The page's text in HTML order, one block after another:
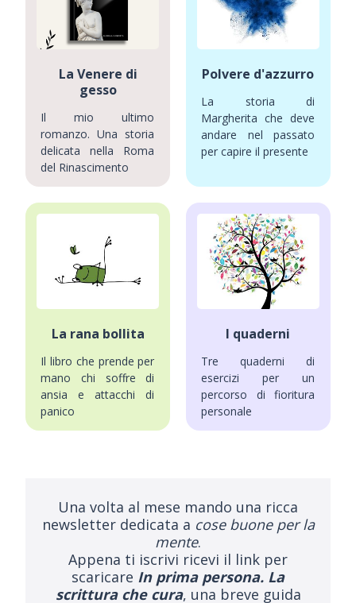
La Venere di
gesso
Il mio ultimo
romanzo. Una storia
delicata nella Roma
del Rinascimento
Polvere d'azzurro
La storia di
Margherita che deve
andare nel passato
per capire il presente
La rana bollita
Il libro che prende per
mano chi soffre di
ansia e attacchi di
panico
I quaderni
Tre quaderni di
esercizi per un
percorso di fioritura
personale
Una volta al mese mando una ricca
newsletter dedicata a cose buone per la
mente.
Appena ti iscrivi ricevi il link per
scaricare In prima persona. La
scrittura che cura, una breve guida